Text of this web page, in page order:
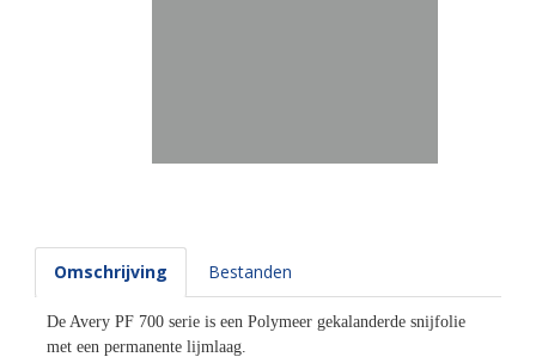
Omschrijving Bestanden
De Avery PF 700 serie is een Polymeer gekalanderde snijfolie
met een permanente lijmlaag.